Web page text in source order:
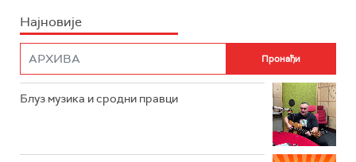
РАДИО РОКЕНРОЛЕР
Најновије
Блуз музика и сродни правци